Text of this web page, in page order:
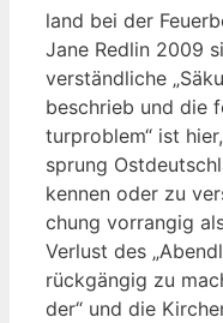
land bei der
Jane Red­lin 2009
ver­ständ­li­che
beschrieb und die
tur­pro­blem“ ist
sprung
ken­nen oder zu
chung vor­ran­gig
Ver­lust des
rück­gän­gig zu
der“ und die